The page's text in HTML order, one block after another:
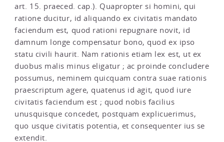
art. 15. praeced. cap.). Quapropter si homini, qui
ratione ducitur, id aliquando ex civitatis mandato
faciendum est, quod rationi repugnare novit, id
damnum longe compensatur bono, quod ex ipso
statu civili haurit. Nam rationis etiam lex est, ut ex
duobus malis minus eligatur ; ac proinde concludere
possumus, neminem quicquam contra suae rationis
praescriptum agere, quatenus id agit, quod iure
civitatis faciendum est ; quod nobis facilius
unusquisque concedet, postquam explicuerimus,
quo usque civitatis potentia, et consequenter ius se
extendit.